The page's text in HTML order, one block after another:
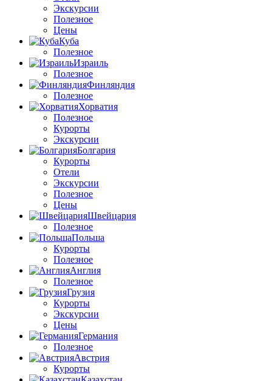
Экскурсии
Полезное
Цены
Куба
Полезное
Израиль
Полезное
Финляндия
Полезное
Хорватия
Полезное
Курорты
Экскурсии
Болгария
Курорты
Отели
Экскурсии
Полезное
Цены
Швейцария
Полезное
Польша
Курорты
Полезное
Англия
Полезное
Грузия
Курорты
Экскурсии
Цены
Германия
Полезное
Австрия
Курорты